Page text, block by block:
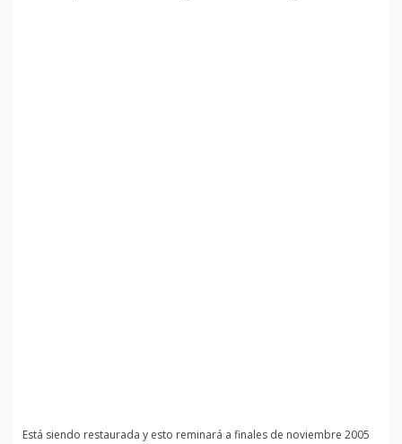
Está siendo restaurada y esto reminará a finales de noviembre 2005